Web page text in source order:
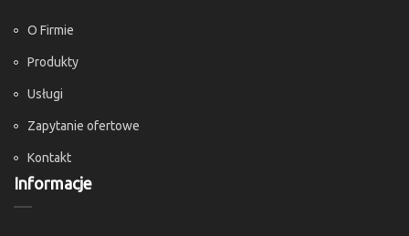
O Firmie
Produkty
Usługi
Zapytanie ofertowe
Kontakt
Informacje